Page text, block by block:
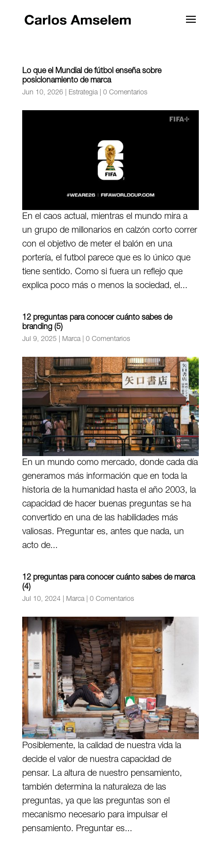
Lo que el Mundial de fútbol enseña sobre
posicionamiento de marca
Jun 10, 2026| Estrategia| 0 Comentarios
En el caos actual, mientras el mundo mira a
un grupo de millonarios en calzón corto correr
con el objetivo de meter el balón en una
portería, el futbol parece que es lo único que
tiene sentido. Como si fuera un reflejo que
explica poco más o menos la sociedad, el...
12 preguntas para conocer cuánto sabes de
branding (5)
Jul 9, 2025 Marca| 0 Comentarios
En un mundo como mercado, donde cada día
generamos más información que en toda la
historia de la humanidad hasta el año 2003, la
capacidad de hacer buenas preguntas se ha
convertido en una de las habilidades más
valiosas. Preguntar es, antes que nada, un
acto de...
12 preguntas para conocer cuánto sabes de marca
(4)
Jul 10, 2024| Marca| 0 Comentarios
Posiblemente, la calidad de nuestra vida la
decide el valor de nuestra capacidad de
pensar. La altura de nuestro pensamiento,
también determina la naturaleza de las
preguntas, ya que las preguntas son el
mecanismo necesario para impulsar el
pensamiento. Preguntar es...